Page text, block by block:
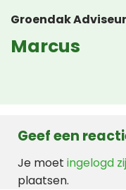
Groendak Adviseur
Marcus
Geef een
Je moet ingelogd
plaatsen.